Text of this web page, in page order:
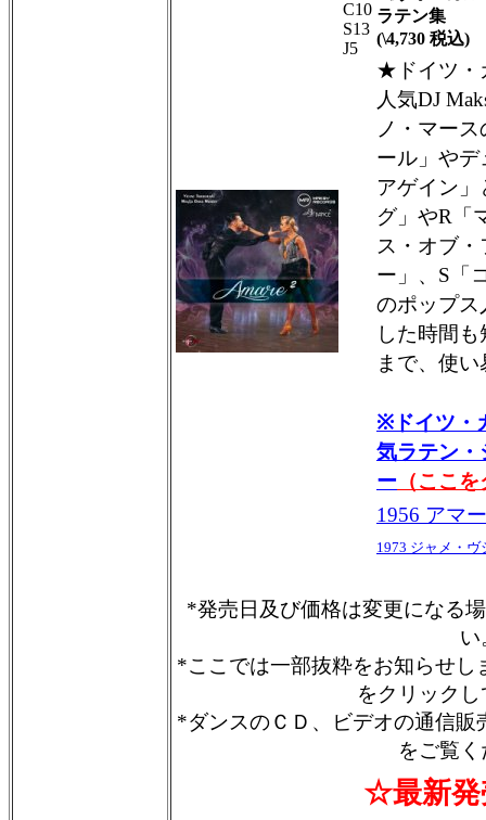
C10
S13
J5
ラテン集
(\4,730 税込)
★ドイツ・
人気DJ
ノ・マー
ール」や
アゲイン
グ」やR「
ス・オブ
ー」、S「
のポップス
した時間
まで、使
※ドイツ・
気ラテン
ー （ここ
1956 アマ
1973 ジャメ・ヴ
*発売日及び価格は変更になる
い
*ここでは一部抜粋をお知らせし
をクリック
*ダンスのＣＤ、ビデオの通信販
をご覧
☆最新